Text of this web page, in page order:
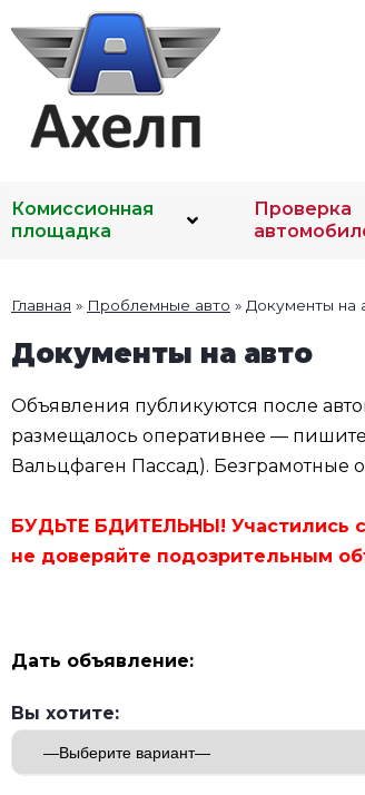
Комиссионная
площадка
Проверка
Главная » Проблемные авто » Документы на
Документы на авто
Объявления публикуются после
размещалось оперативнее — пишите
Вальцфаген Пассад). Безграмотные
БУДЬТЕ БДИТЕЛЬНЫ! Участились
не доверяйте подозрительным
Дать объявление:
Вы хотите: